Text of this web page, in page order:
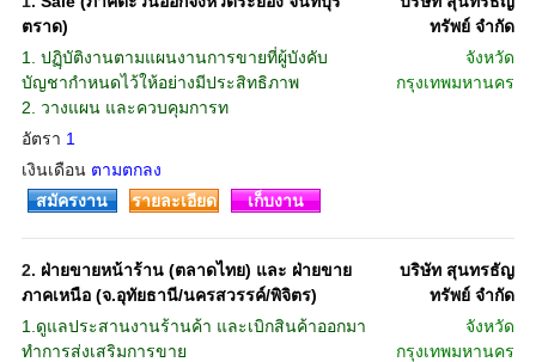
ตราด)
1. ปฏฺิบัติงานตามแผนงานการขายที่ผู้บังคับ
บัญชากำหนดไว้ให้อย่างมีประสิทธิภาพ
2. วางแผน และควบคุมการท
อัตรา 1
เงินเดือน ตามตกลง
ทรัพย์ จำกัด
จังหวัด
กรุงเทพมหานคร
สมัครงาน รายละเอียด เก็บงาน
2. ฝ่ายขายหน้าร้าน (ตลาดไทย) และ ฝ่ายขาย
ภาคเหนือ (จ.อุทัยธานี/นครสวรรค์/พิจิตร)
1.ดูแลประสานงานร้านค้า และเบิกสินค้าออกมา
ทำการส่งเสริมการขาย
บริษัท สุนทรธัญ
ทรัพย์ จำกัด
จังหวัด
กรุงเทพมหานคร